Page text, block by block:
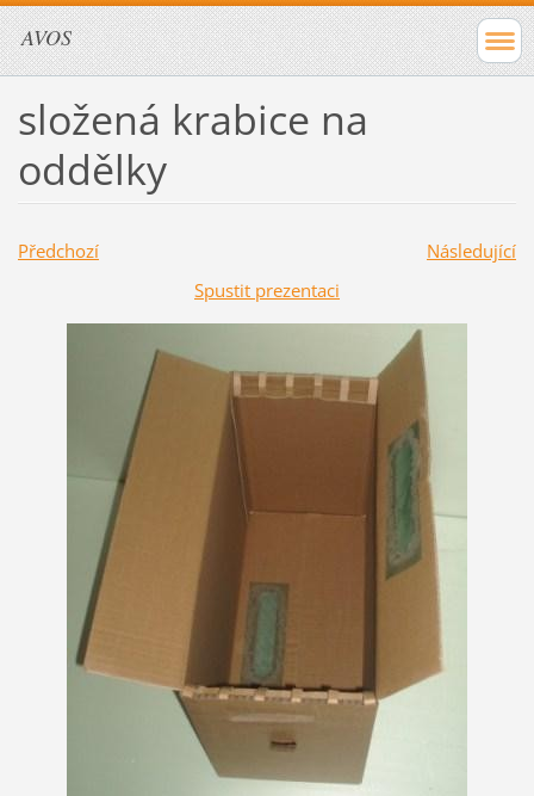
AVOS
složená krabice na
oddělky
Předchozí
Následující
Spustit prezentaci